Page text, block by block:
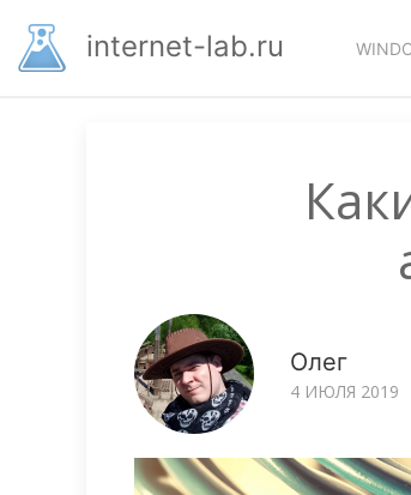
основномуinternet-lab.ru
Олег
4 ИЮЛЯ 2019